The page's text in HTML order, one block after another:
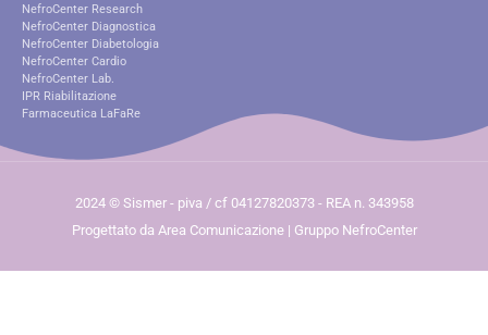
NefroCenter Research
NefroCenter Diagnostica
NefroCenter Diabetologia
NefroCenter Cardio
NefroCenter Lab.
IPR Riabilitazione
Farmaceutica LaFaRe
2024 © Sismer - piva / cf 04127820373 - REA n. 343958
Progettato da Area Comunicazione | Gruppo NefroCenter